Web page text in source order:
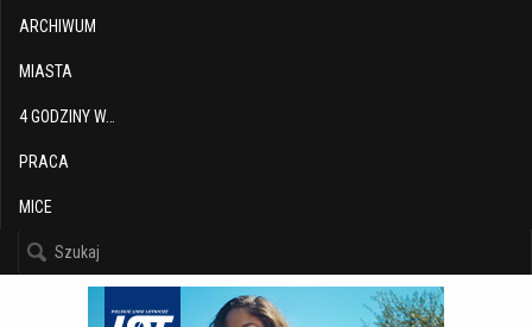
ARCHIWUM
MIASTA
4 GODZINY W…
PRACA
MICE